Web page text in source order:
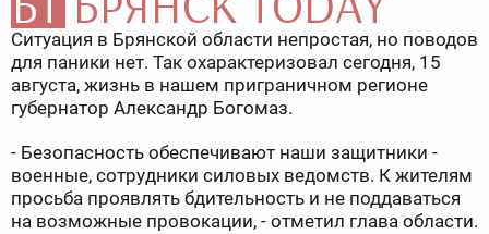
Ситуация в Брянской области непростая, но поводов
для паники нет. Так охарактеризовал сегодня, 15
августа, жизнь в нашем приграничном регионе
губернатор Александр Богомаз.
- Безопасность обеспечивают наши защитники -
военные, сотрудники силовых ведомств. К жителям
просьба проявлять бдительность и не поддаваться
на возможные провокации, - отметил глава области.